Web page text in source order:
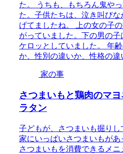
た。 うちも、もちろん鬼や
た。子供たちは、泣き叫びな
げてましたね。 上の女の子
がっていました。下の男の子
ケロッとしていました。 年
か、性別の違いか、性格の違
家の事
さつまいもと鶏肉のマ
ラタン
子どもが、さつまいも掘りし
家にいっぱいさつまいもがあ
さつまいもを消費できるメニ